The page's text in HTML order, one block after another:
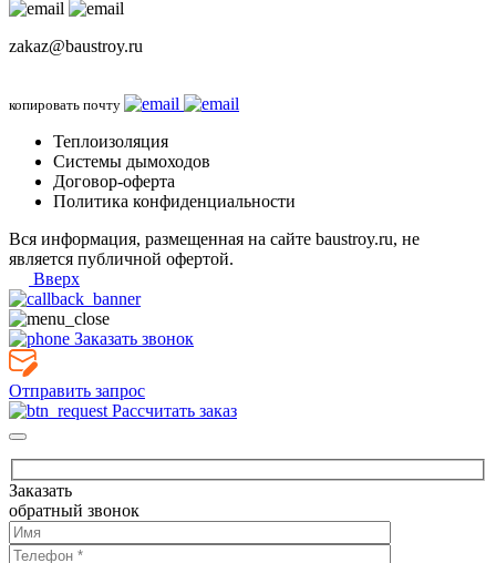
zakaz@baustroy.ru
копировать почту
Теплоизоляция
Системы дымоходов
Договор-оферта
Политика конфиденциальности
Вся информация, размещенная на сайте baustroy.ru, не
является публичной офертой.
Вверх
Заказать звонок
Отправить запрос
Рассчитать заказ
Заказать
обратный звонок